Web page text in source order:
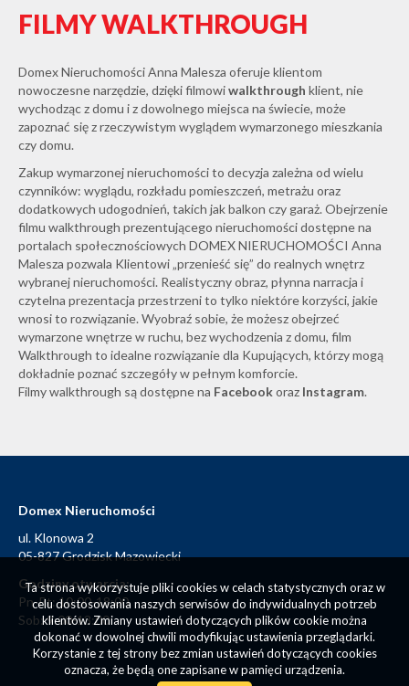
FILMY WALKTHROUGH
Domex Nieruchomości Anna Malesza oferuje klientom
nowoczesne narzędzie, dzięki filmowiwalkthrough klient, nie
wychodząc z domu i z dowolnego miejsca na świecie, może
zapoznać się z rzeczywistym wyglądem wymarzonego mieszkania
czy domu.
Zakup wymarzonej nieruchomości to decyzja zależna od wielu
czynników: wyglądu, rozkładu pomieszczeń, metrażu oraz
dodatkowych udogodnień, takich jak balkon czy garaż. Obejrzenie
filmu walkthrough prezentującego nieruchomości dostępne na
portalach społecznościowych DOMEX NIERUCHOMOŚCI Anna
Malesza pozwala Klientowi „przenieść się” do realnych wnętrz
wybranej nieruchomości. Realistyczny obraz, płynna narracja i
czytelna prezentacja przestrzeni to tylko niektóre korzyści, jakie
wnosi to rozwiązanie. Wyobraź sobie, że możesz obejrzeć
wymarzone wnętrze w ruchu, bez wychodzenia z domu, film
Walkthrough to idealne rozwiązanie dla Kupujących, którzy mogą
dokładnie poznać szczegóły w pełnym komforcie.
Filmy walkthrough są dostępne na Facebookoraz Instagram.
Domex Nieruchomości
ul. Klonowa 2
05-827 Grodzisk Mazowiecki
Godziny otwarcia:
Pn-Pt: 10:00-18:00
Sob: 9:00-13:00
Ta strona wykorzystuje pliki cookies w celach statystycznych oraz w
celu dostosowania naszych serwisów do indywidualnych potrzeb
klientów. Zmiany ustawień dotyczących plików cookie można
dokonać w dowolnej chwili modyfikując ustawienia przeglądarki.
Korzystanie z tej strony bez zmian ustawień dotyczących cookies
oznacza, że będą one zapisane w pamięci urządzenia.